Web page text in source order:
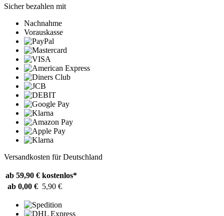
Sicher bezahlen mit
Nachnahme
Vorauskasse
Versandkosten für Deutschland
ab 59,90 € kostenlos*
ab 0,00 € 5,90 €